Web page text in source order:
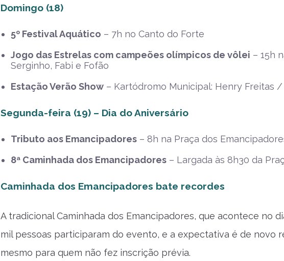
Domingo (18)
5º Festival Aquático – 7h no Canto do Forte
Jogo das Estrelas com campeões olímpicos de vôlei – 15h
Serginho, Fabi e Fofão
Estação Verão Show – Kartódromo Municipal: Henry Freitas
Segunda-feira (19) – Dia do Aniversário
Tributo aos Emancipadores – 8h na Praça dos
8ª Caminhada dos Emancipadores – Largada às 8h30 da
Caminhada dos Emancipadores bate recordes
A tradicional Caminhada dos Emancipadores, que acontece no
mil pessoas participaram do evento, e a expectativa é de novo
mesmo para quem não fez inscrição prévia.